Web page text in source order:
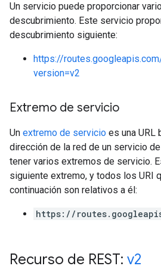
Un servicio puede proporcionar
descubrimiento. Este servicio
descubrimiento siguiente:
https://
version=v2
Extremo de servicio
Un extremo de servicio es una URL
dirección de la red de un servicio
tener varios extremos de servicio.
siguiente extremo, y todos los URI
continuación son relativos a él:
https://
Recurso de REST: v2